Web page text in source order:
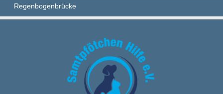
Regenbogenbrücke